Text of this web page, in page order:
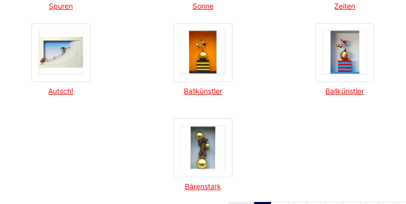
Spuren
Sonne
Zeiten
Autsch! Ballkünstler Ballkünstler
Bärenstark